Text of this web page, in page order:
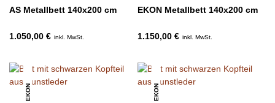
AS Metallbett 140x200 cm
1.050,00 € inkl. MwSt.
EKON Metallbett 140x200 cm
1.150,00 € inkl. MwSt.
EKON EKON